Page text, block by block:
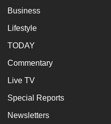
Business
Lifestyle
TODAY
Commentary
Live TV
Special Reports
Newsletters